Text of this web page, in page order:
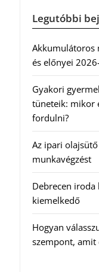
Legutóbbi
Akkumulátoros
és előnyei
Gyakori
tüneteik: mikor
fordulni?
Az ipari
munkavégzést
Debrecen
kiemelkedő
Hogyan
szempont, amit